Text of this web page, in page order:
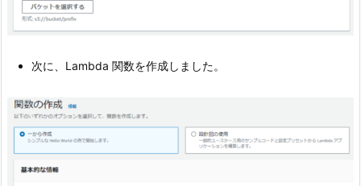
次に、Lambda 関数を作成しました。